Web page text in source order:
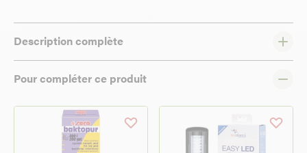
Description complète
Pour compléter ce produit